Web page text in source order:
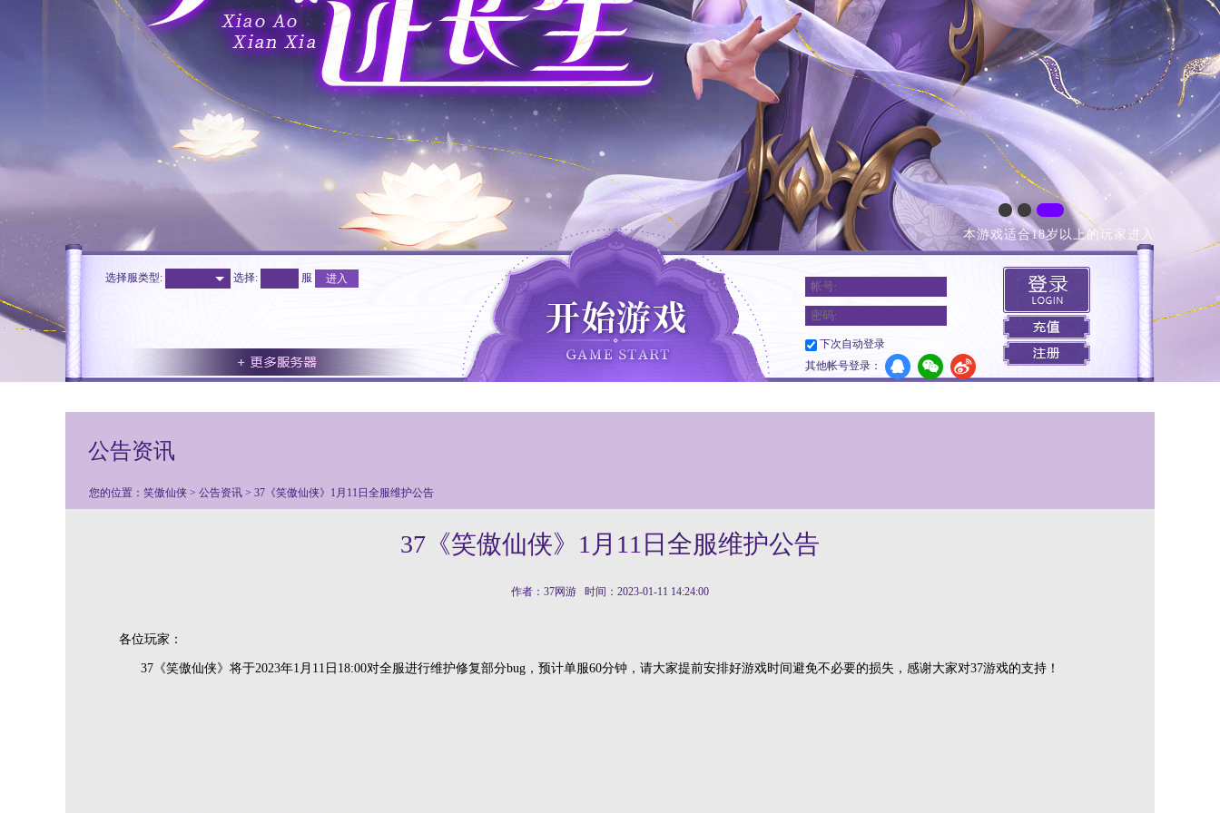
本游戏适合18岁以上的玩家进入
下次自动登录
其他帐号登录：
选择服类型: 选择: 服 进入
公告资讯
您的位置： 笑傲仙侠 > 公告资讯 > 37《笑傲仙侠》1月11日全服维护公告
37《笑傲仙侠》1月11日全服维护公告
作者：37网游 时间：2023-01-11 14:24:00
各位玩家：
37《笑傲仙侠》将于2023年1月11日18:00对全服进行维护修复部分bug，预计单服60分钟，请大家提前安排好游戏时间避免不必要的损失，感谢大家对37游戏的支持！